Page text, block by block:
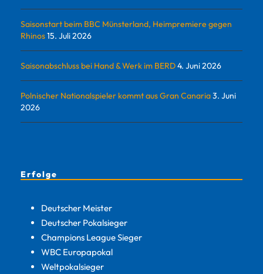
Saisonstart beim BBC Münsterland, Heimpremiere gegen
Rhinos15. Juli 2026
Saisonabschluss bei Hand & Werk im BERD4. Juni 2026
Polnischer Nationalspieler kommt aus Gran Canaria3. Juni
2026
Erfolge
Deutscher Meister
Deutscher Pokalsieger
Champions League Sieger
WBC Europapokal
Weltpokalsieger